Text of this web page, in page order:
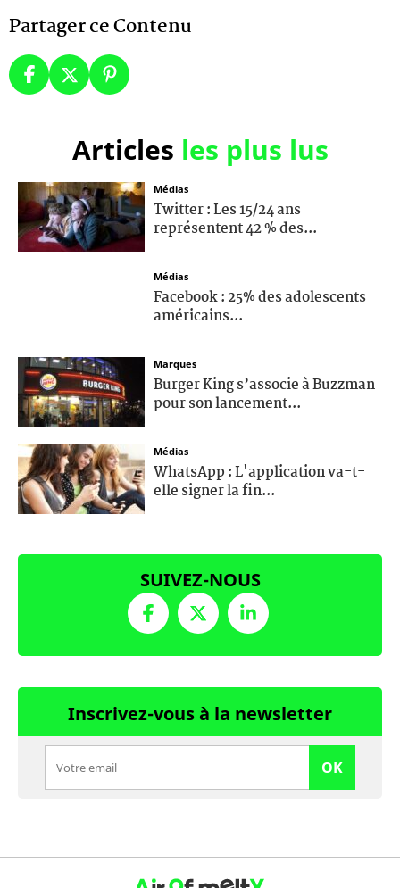
Partager ce Contenu
Articles les plus lus
Médias
Twitter : Les 15/24 ans
représentent 42 % des...
Médias
Facebook : 25% des adolescents
américains...
Marques
Burger King s’associe à Buzzman
pour son lancement...
Médias
WhatsApp : L'application va-t-
elle signer la fin...
SUIVEZ-NOUS
Inscrivez-vous à la newsletter
OK